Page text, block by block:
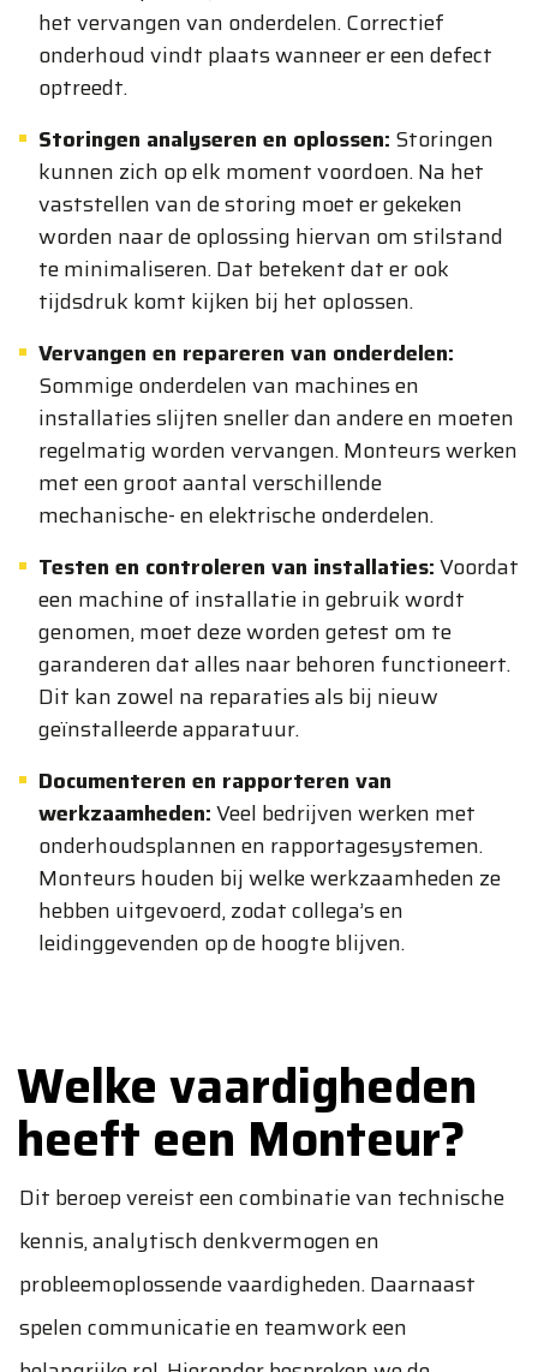
het vervangen van onderdelen. Correctief
onderhoud vindt plaats wanneer er een defect
optreedt.
Storingen analyseren en oplossen: Storingen
kunnen zich op elk moment voordoen. Na het
vaststellen van de storing moet er gekeken
worden naar de oplossing hiervan om stilstand
te minimaliseren. Dat betekent dat er ook
tijdsdruk komt kijken bij het oplossen.
Vervangen en repareren van onderdelen:
Sommige onderdelen van machines en
installaties slijten sneller dan andere en moeten
regelmatig worden vervangen. Monteurs werken
met een groot aantal verschillende
mechanische- en elektrische onderdelen.
Testen en controleren van installaties:Voordat
een machine of installatie in gebruik wordt
genomen, moet deze worden getest om te
garanderen dat alles naar behoren functioneert.
Dit kan zowel na reparaties als bij nieuw
geïnstalleerde apparatuur.
Documenteren en rapporteren van
werkzaamheden:Veel bedrijven werken met
onderhoudsplannen en rapportagesystemen.
Monteurs houden bij welke werkzaamheden ze
hebben uitgevoerd, zodat collega’s en
leidinggevenden op de hoogte blijven.
Welke vaardigheden
heeft een Monteur?
Dit beroep vereist een combinatie van technische
kennis, analytisch denkvermogen en
probleemoplossende vaardigheden. Daarnaast
spelen communicatie en teamwork een